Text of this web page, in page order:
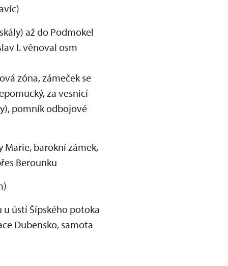
až do Podmokel
I. věnoval osm
zóna, zámeček se
za vesnicí
pomník odbojové
barokní zámek,
Berounku
ústí Šípského potoka
Dubensko, samota